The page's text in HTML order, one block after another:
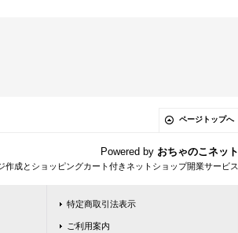
ページトップへ
Powered by おちゃのこネット
作成とショッピングカート付きネットショップ開業サービス
特定商取引法表示
ご利用案内